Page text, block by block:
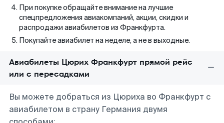
При покупке обращайте внимание на лучшие
спецпредложения авиакомпаний, акции, скидки и
распродажи авиабилетов из Франкфурта.
Покупайте авиабилет на неделе, а не в выходные.
Авиабилеты Цюрих Франкфурт прямой рейс
или с пересадками
Вы можете добраться из Цюриха во Франкфурт с
авиабилетом в страну Германия двумя